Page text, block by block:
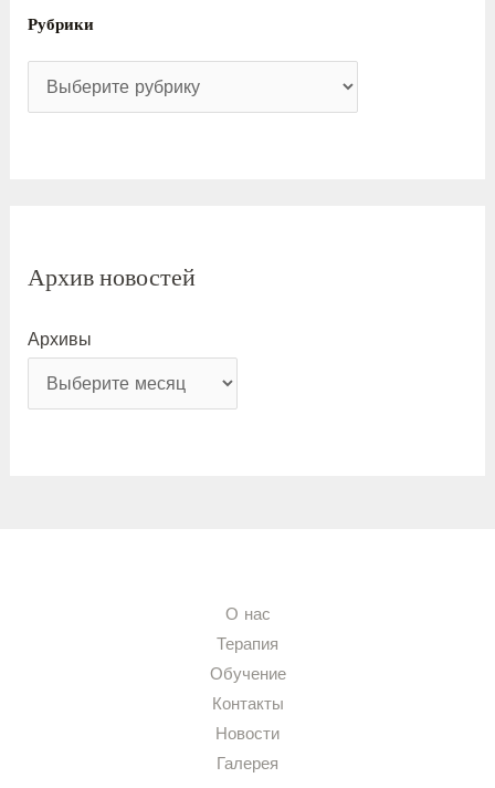
Рубрики
Архив новостей
Архивы
О нас
Терапия
Обучение
Контакты
Новости
Галерея